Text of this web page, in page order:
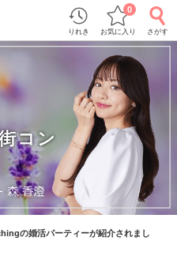
りれき お気に入り
0
さがす
コン
の婚活パーティーが紹介されまし